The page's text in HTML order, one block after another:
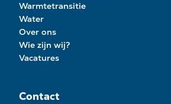
Warmtetransitie
Water
Over ons
Wie zijn wij?
Vacatures
Contact